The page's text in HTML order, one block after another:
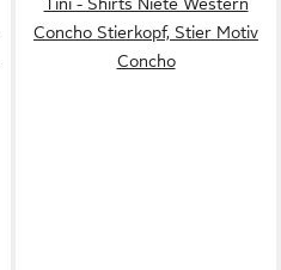
Concho Stierkopf, Stier Motiv
Concho